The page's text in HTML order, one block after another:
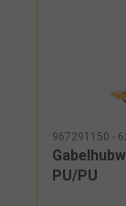
967291150 -
PU/PU